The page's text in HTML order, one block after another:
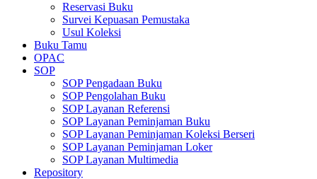
Reservasi Buku
Survei Kepuasan Pemustaka
Usul Koleksi
Buku Tamu
OPAC
SOP
SOP Pengadaan Buku
SOP Pengolahan Buku
SOP Layanan Referensi
SOP Layanan Peminjaman Buku
SOP Layanan Peminjaman Koleksi Berseri
SOP Layanan Peminjaman Loker
SOP Layanan Multimedia
Repository